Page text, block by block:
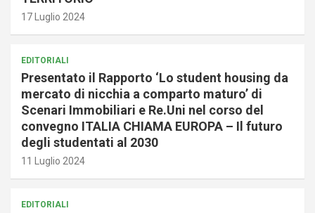
17 Luglio 2024
EDITORIALI
Presentato il Rapporto ‘Lo student housing da
mercato di nicchia a comparto maturo’ di
Scenari Immobiliari e Re.Uni nel corso del
convegno ITALIA CHIAMA EUROPA – Il futuro
degli studentati al 2030
11 Luglio 2024
EDITORIALI